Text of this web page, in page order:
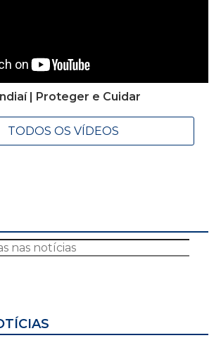
| Proteger e Cuidar
TODOS OS VÍDEOS